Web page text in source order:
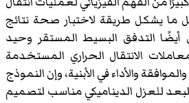
ما يشكل طريقة لاختبار صحة نتائج
التدفق البسيط المستقر وحيد
الانتقال الحراري المستخدمة
والأداء في الأبنية، وإن النموذج
للعزل الديناميكي مناسب لتصميم